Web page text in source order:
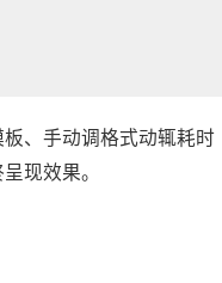
、手动调格式动辄耗时
现效果。